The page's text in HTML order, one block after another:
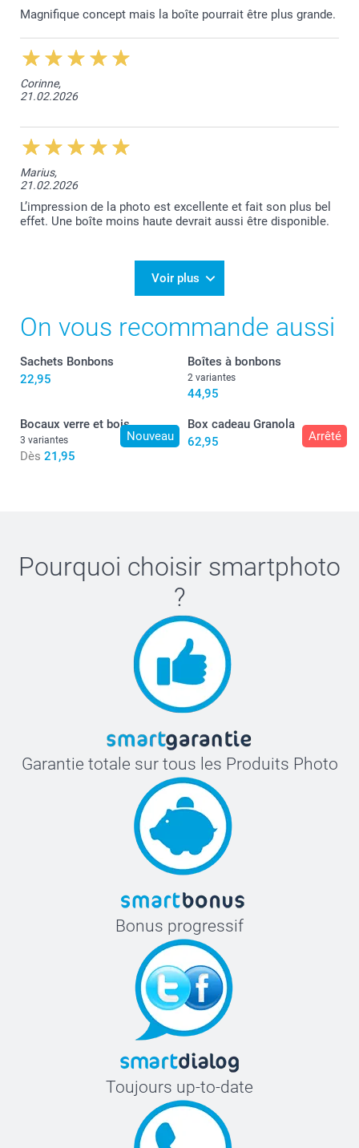
Magnifique concept mais la boîte pourrait être plus grande.
Corinne,
21.02.2026
Marius,
21.02.2026
L’impression de la photo est excellente et fait son plus bel
effet. Une boîte moins haute devrait aussi être disponible.
Voir plus
On vous recommande aussi
Sachets Bonbons
22,95
Boîtes à bonbons
2 variantes
44,95
Nouveau
Bocaux verre et bois
3 variantes
Dès 21,95
Arrêté
Box cadeau Granola
62,95
Pourquoi choisir smartphoto
?
Garantie totale sur tous les Produits Photo
Bonus progressif
Toujours up-to-date